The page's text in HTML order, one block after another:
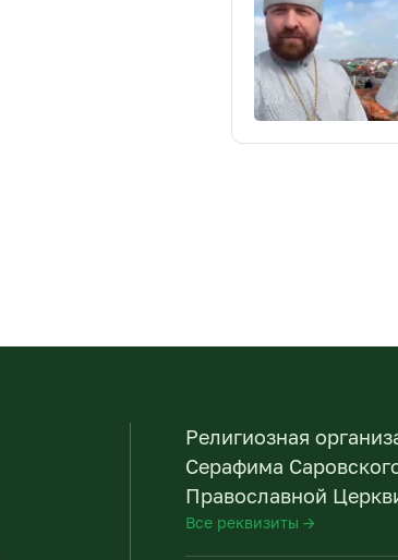
Религиозная
Серафима
Православной
Все реквизиты →